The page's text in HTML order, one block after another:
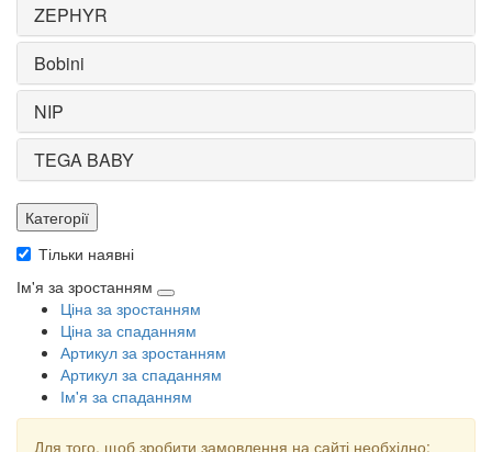
ZEPHYR
Bobini
NIP
TEGA BABY
Категорії
Тільки наявні
Ім'я за зростанням
Ціна за зростанням
Ціна за спаданням
Артикул за зростанням
Артикул за спаданням
Ім'я за спаданням
Для того, щоб зробити замовлення на сайті необхідно: